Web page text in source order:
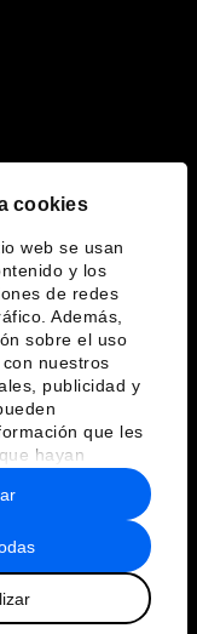
cookies
web se usan
y los
de redes
Además,
sobre el uso
nuestros
publicidad y
que les
hayan
que haya
de uso